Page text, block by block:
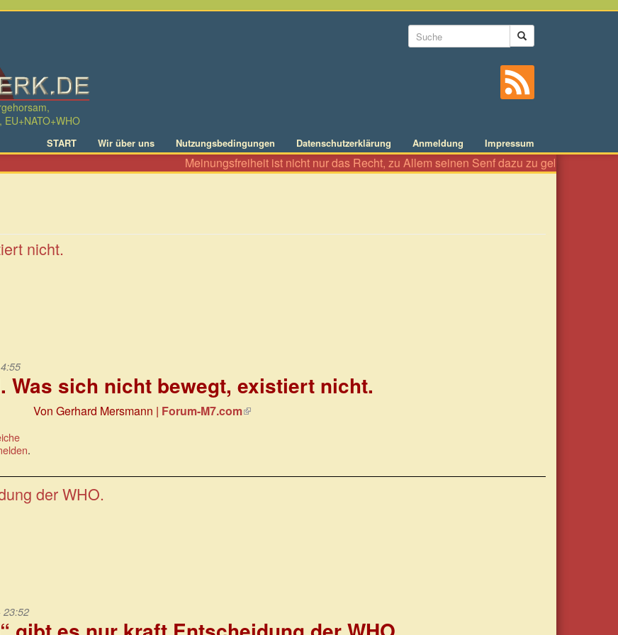
Suchformular
START Wir über uns Nutzungsbedingungen Datenschutzerklärung Anmeldung Impressum
Meinungsfreiheit ist nicht nur das Recht, zu Allem seinen Senf dazu zu geben wie an
nicht.
Was sich nicht bewegt, existiert nicht.
Von Gerhard Mersmann | Forum-M7.com(Link
.
der WHO.
23:52